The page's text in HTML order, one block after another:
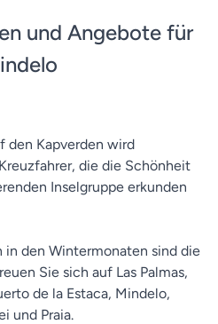
und Angebote für
den Kapverden wird
die die Schönheit
Inselgruppe erkunden
den Wintermonaten sind die
Sie sich auf Las Palmas,
de la Estaca, Mindelo,
und Praia.